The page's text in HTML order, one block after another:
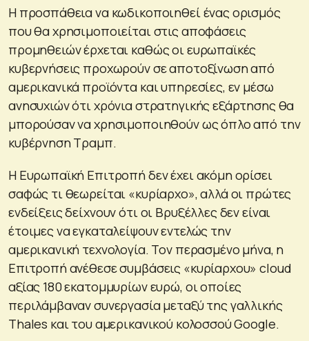
Η προσπάθεια να κωδικοποιηθεί ένας ορισμός
που θα χρησιμοποιείται στις αποφάσεις
προμηθειών έρχεται καθώς οι ευρωπαϊκές
κυβερνήσεις προχωρούν σε αποτοξίνωση από
αμερικανικά προϊόντα και υπηρεσίες, εν μέσω
ανησυχιών ότι χρόνια στρατηγικής εξάρτησης θα
μπορούσαν να χρησιμοποιηθούν ως όπλο από την
κυβέρνηση Τραμπ.
Η Ευρωπαϊκή Επιτροπή δεν έχει ακόμη ορίσει
σαφώς τι θεωρείται «κυρίαρχο», αλλά οι πρώτες
ενδείξεις δείχνουν ότι οι Βρυξέλλες δεν είναι
έτοιμες να εγκαταλείψουν εντελώς την
αμερικανική τεχνολογία. Τον περασμένο μήνα, η
Επιτροπή ανέθεσε συμβάσεις «κυρίαρχου» cloud
αξίας 180 εκατομμυρίων ευρώ, οι οποίες
περιλάμβαναν συνεργασία μεταξύ της γαλλικής
Thales και του αμερικανικού κολοσσού Google.